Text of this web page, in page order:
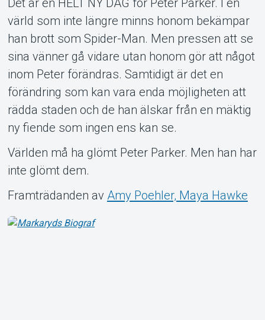
Om Tickster
Det är en HELT NY DAG för Peter Parker. I en
värld som inte längre minns honom bekämpar
han brott som Spider-Man. Men pressen att se
sina vänner gå vidare utan honom gör att något
inom Peter förändras. Samtidigt är det en
förändring som kan vara enda möjligheten att
rädda staden och de han älskar från en mäktig
ny fiende som ingen ens kan se.
Världen må ha glömt Peter Parker. Men han har
inte glömt dem.
Framträdanden av Amy Poehler, Maya Hawke